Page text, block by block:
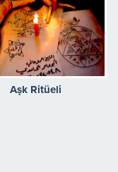
Aşk Ritüeli